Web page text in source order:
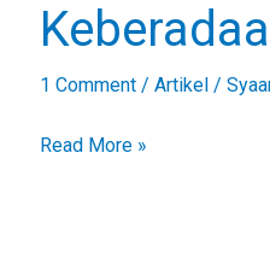
1 Comment / Artikel/
Keberadaan
Allah
SWT
Read More »